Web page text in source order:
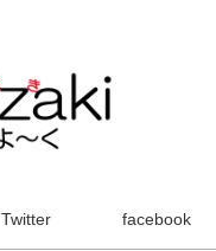
Twitter facebook